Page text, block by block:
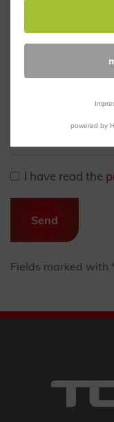
Email
I have read the
Send
Fields marked with
powered by